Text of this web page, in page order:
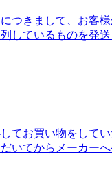
つきまして、お客
しているものを発
てお買い物をして
いてからメーカー